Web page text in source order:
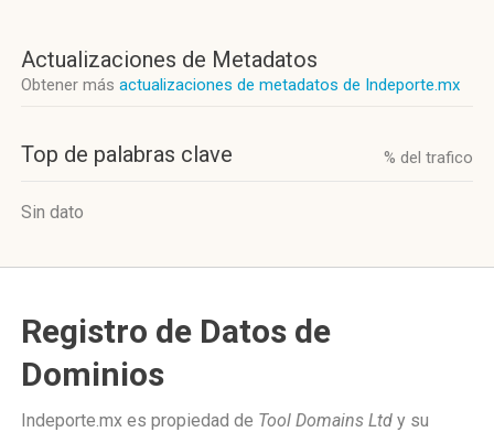
Actualizaciones de Metadatos
Obtener más actualizaciones de metadatos de Indeporte.mx
Top de palabras clave % del trafico
Sin dato
Registro de Datos de
Dominios
Indeporte.mx es propiedad de Tool Domains Ltd y su